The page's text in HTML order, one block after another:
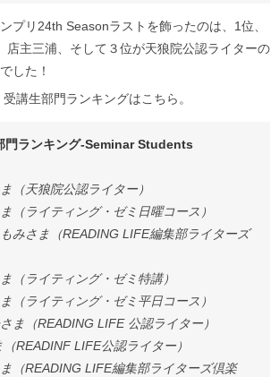
プリ24th Seasonラストを飾ったのは、1位、
店主三浦、そして３位が天狼院公認ライターの
でした！
講生部門ランキングはこちら。
門ランキング-Seminar Students
天狼院公認ライター）
ライティング・ゼミ日曜コース）
みさま（READING LIFE編集部ライターズ
ライティング・ゼミ特講）
ライティング・ゼミ平日コース）
（READING LIFE 公認ライター）
READINF LIFE公認ライター）
READING LIFE編集部ライターズ倶楽